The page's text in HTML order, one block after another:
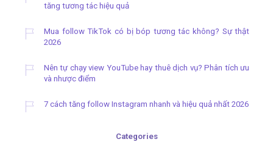
tăng tương tác hiệu quả
Mua follow TikTok có bị bóp tương tác không? Sự thật
2026
Nên tự chạy view YouTube hay thuê dịch vụ? Phân tích ưu
và nhược điểm
7 cách tăng follow Instagram nhanh và hiệu quả nhất 2026
Categories